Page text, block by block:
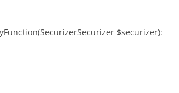
$securizer):